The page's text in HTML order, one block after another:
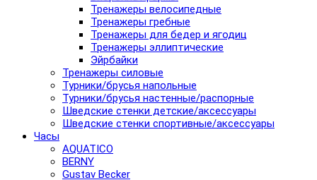
Тренажеры велосипедные
Тренажеры гребные
Тренажеры для бедер и ягодиц
Тренажеры эллиптические
Эйрбайки
Тренажеры силовые
Турники/брусья напольные
Турники/брусья настенные/распорные
Шведские стенки детские/аксессуары
Шведские стенки спортивные/аксессуары
Часы
AQUATICO
BERNY
Gustav Becker